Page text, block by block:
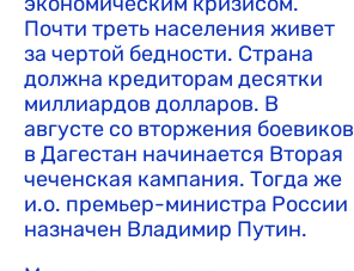
11:14 10-08-1999
Почти треть населения живет
за чертой бедности. Страна
должна кредиторам десятки
миллиардов долларов. В
августе со вторжения боевиков
в Дагестан начинается Вторая
чеченская кампания. Тогда же
и.о. премьер-министра России
назначен Владимир Путин.